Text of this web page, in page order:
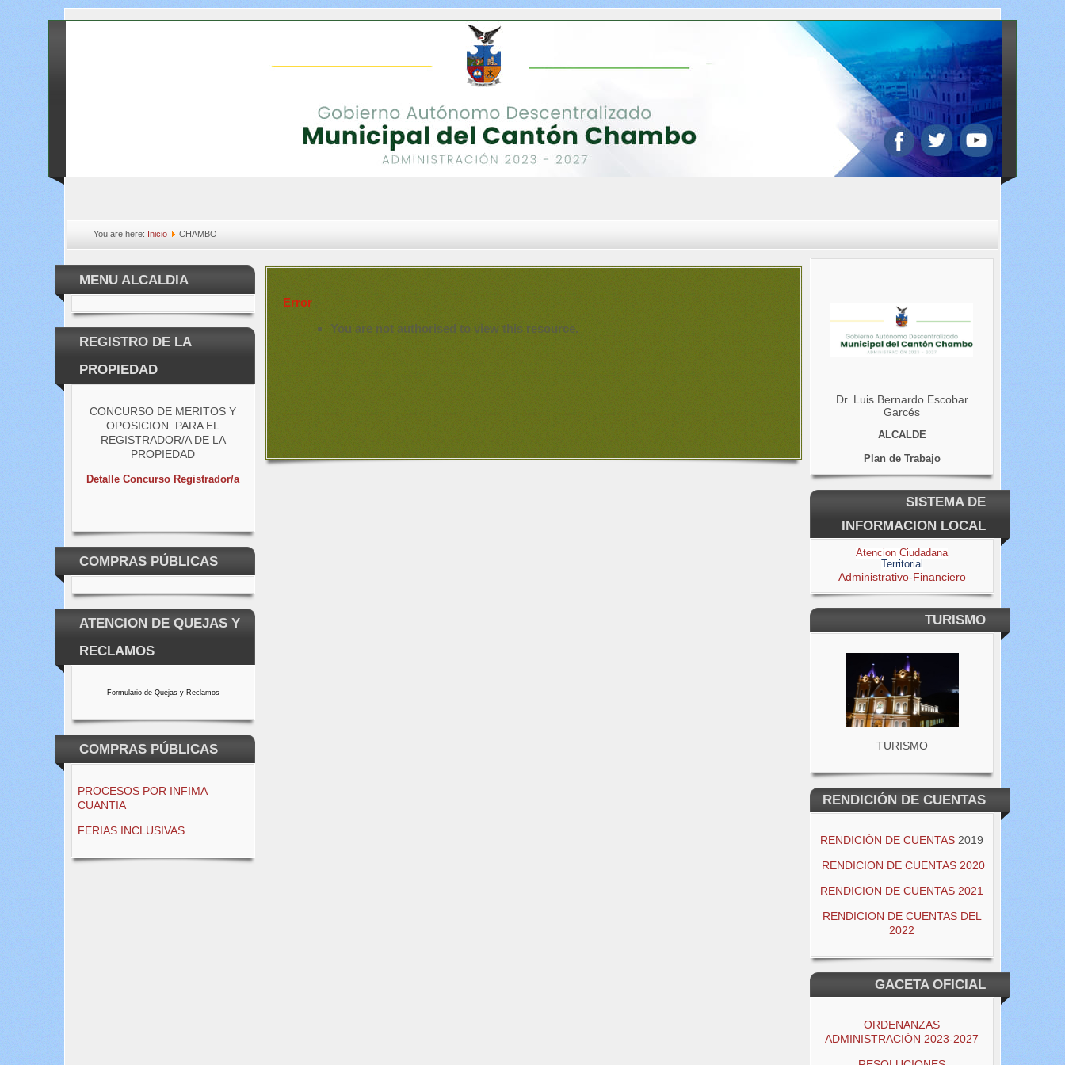
You are here: Inicio CHAMBO
MENU ALCALDIA
REGISTRO DE LA
PROPIEDAD
CONCURSO DE MERITOS Y
OPOSICION PARA EL
REGISTRADOR/A DE LA
PROPIEDAD
Detalle Concurso Registrador/a
COMPRAS PÚBLICAS
ATENCION DE QUEJAS Y
RECLAMOS
Formulario de Quejas y Reclamos
COMPRAS PÚBLICAS
PROCESOS POR INFIMA
CUANTIA
FERIAS INCLUSIVAS
Error
You are not authorised to view this resource.
Dr. Luis Bernardo Escobar
Garcés
ALCALDE
Plan de Trabajo
SISTEMA DE
INFORMACION LOCAL
Atencion Ciudadana
Territorial
Administrativo-Financiero
TURISMO
TURISMO
RENDICIÓN DE CUENTAS
RENDICIÓN DE CUENTAS 2019
RENDICION DE CUENTAS 2020
RENDICION DE CUENTAS 2021
RENDICION DE CUENTAS DEL
2022
GACETA OFICIAL
ORDENANZAS
ADMINISTRACIÓN 2023-2027